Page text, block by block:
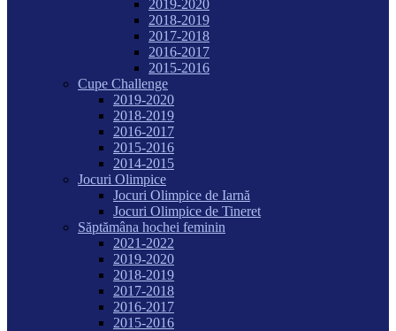
2019-2020
2018-2019
2017-2018
2016-2017
2015-2016
Cupe Challenge
2019-2020
2018-2019
2016-2017
2015-2016
2014-2015
Jocuri Olimpice
Jocuri Olimpice de Iarnă
Jocuri Olimpice de Tineret
Săptămâna hochei feminin
2021-2022
2019-2020
2018-2019
2017-2018
2016-2017
2015-2016